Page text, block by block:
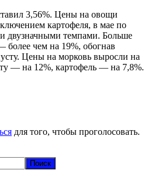
3,56%. Цены на овощи
картофеля, в мае по
двузначными темпами. Больше
более чем на 19%, обогнав
Цены на морковь выросли на
— на 12%, картофель — на 7,8%.
для того, чтобы проголосовать.
Поиск